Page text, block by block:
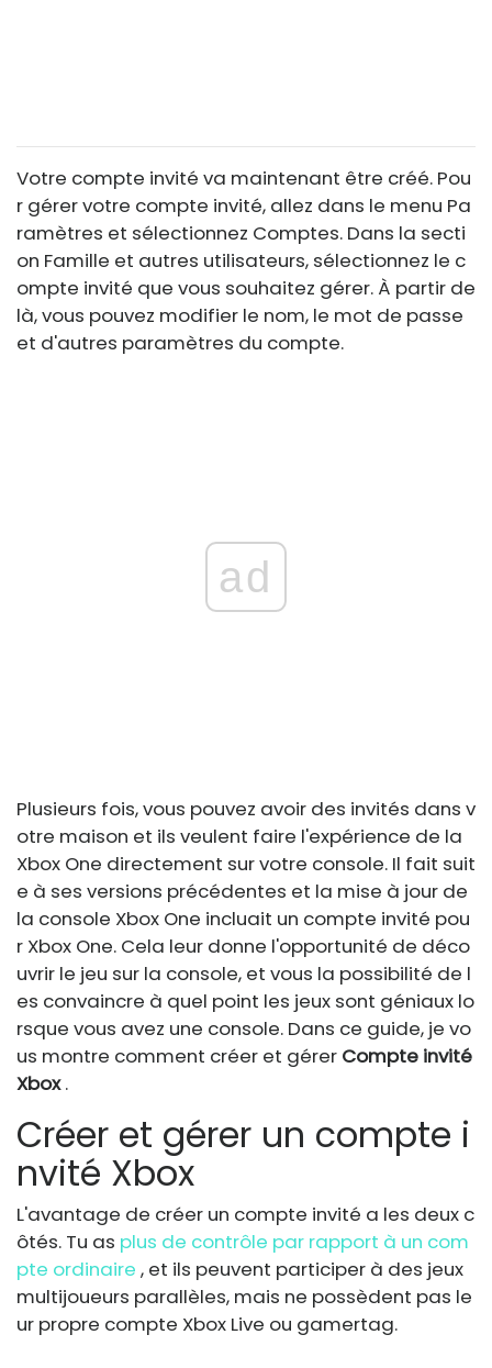
Votre compte invité va maintenant être créé. Pou
r gérer votre compte invité, allez dans le menu Pa
ramètres et sélectionnez Comptes. Dans la secti
on Famille et autres utilisateurs, sélectionnez le c
ompte invité que vous souhaitez gérer. À partir de
là, vous pouvez modifier le nom, le mot de passe
et d'autres paramètres du compte.
ad
Plusieurs fois, vous pouvez avoir des invités dans v
otre maison et ils veulent faire l'expérience de la
Xbox One directement sur votre console. Il fait suit
e à ses versions précédentes et la mise à jour de
la console Xbox One incluait un compte invité pou
r Xbox One. Cela leur donne l'opportunité de déco
uvrir le jeu sur la console, et vous la possibilité de l
es convaincre à quel point les jeux sont géniaux lo
rsque vous avez une console. Dans ce guide, je vo
us montre comment créer et gérer Compte invité
Xbox.
Créer et gérer un compte i
nvité Xbox
L'avantage de créer un compte invité a les deux c
ôtés. Tu as plus de contrôle par rapport à un com
pte ordinaire , et ils peuvent participer à des jeux
multijoueurs parallèles, mais ne possèdent pas le
ur propre compte Xbox Live ou gamertag.